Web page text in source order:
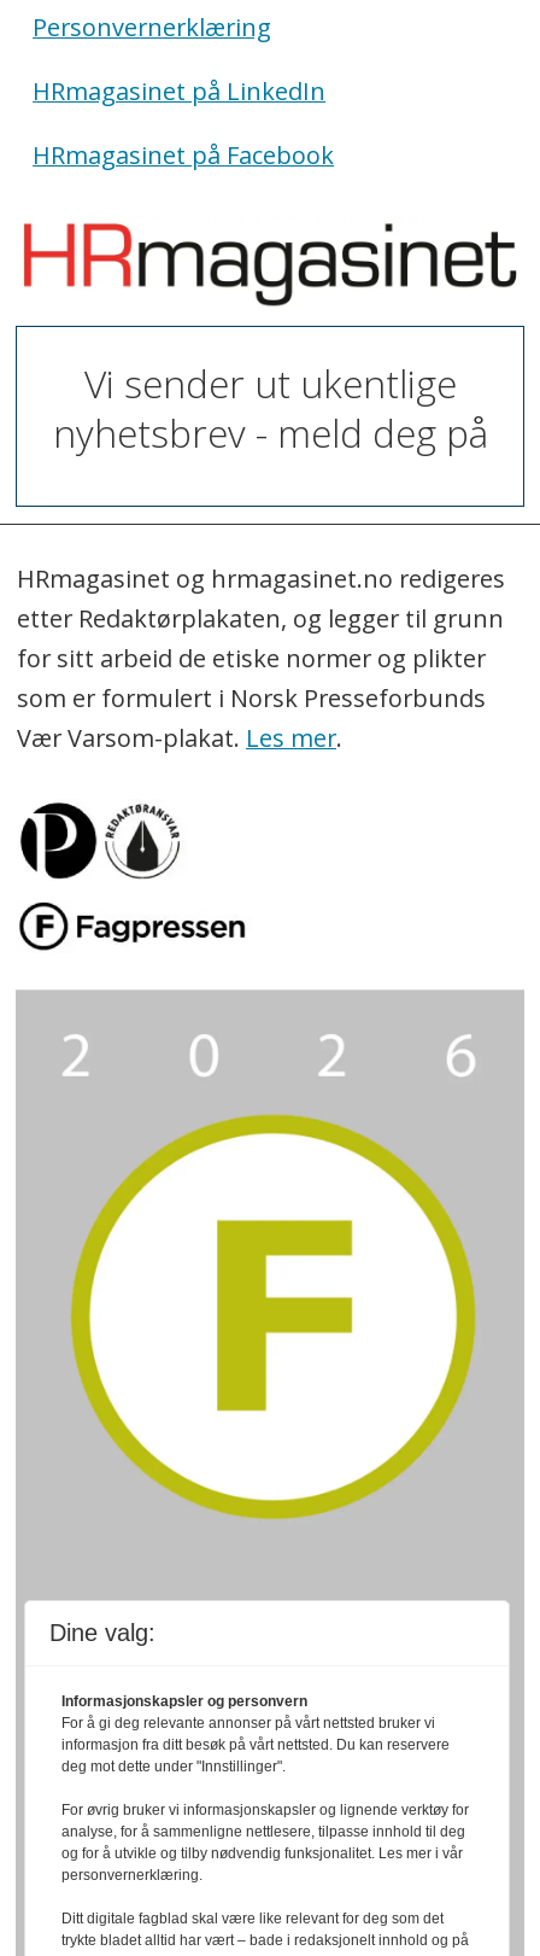
Personvernerklæring
HRmagasinet på LinkedIn
HRmagasinet på Facebook
Vi sender ut ukentlige
nyhetsbrev - meld deg på
HRmagasinet og hrmagasinet.no redigeres
etter Redaktørplakaten, og legger til grunn
for sitt arbeid de etiske normer og plikter
som er formulert i Norsk Presseforbunds
Vær Varsom-plakat. Les mer.
Dine valg:
Informasjonskapsler og personvern
For å gi deg relevante annonser på vårt nettsted bruker vi
informasjon fra ditt besøk på vårt nettsted. Du kan reservere
deg mot dette under "Innstillinger".
For øvrig bruker vi informasjonskapsler og lignende verktøy for
analyse, for å sammenligne nettlesere, tilpasse innhold til deg
og for å utvikle og tilby nødvendig funksjonalitet. Les mer i vår
personvernerklæring.
Ditt digitale fagblad skal være like relevant for deg som det
trykte bladet alltid har vært – bade i redaksjonelt innhold og på